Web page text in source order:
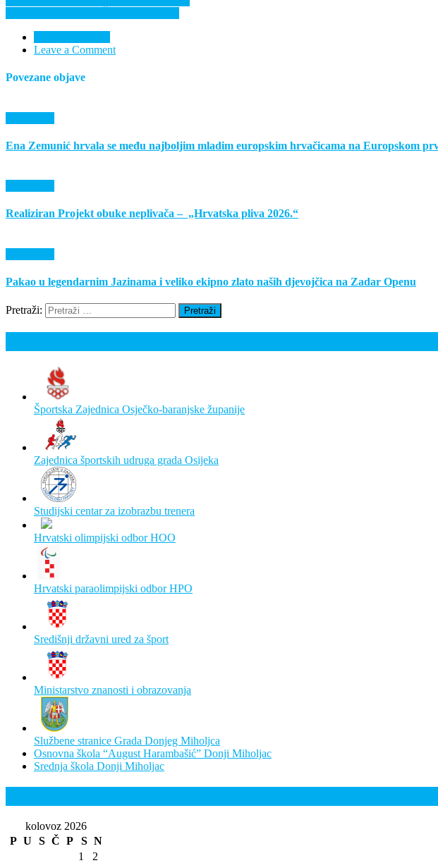
Leave a Comment
Povezane objave
Ena Zemunić hrvala se među najboljim mladim europskim hrvačicama na Europskom
Realiziran Projekt obuke neplivača – „Hrvatska pliva 2026.“
Pakao u legendarnim Jazinama i veliko ekipno zlato naših djevojčica na Zadar Openu
Pretraži:
Športska Zajednica Osječko-baranjske županije
Zajednica športskih udruga grada Osijeka
Studijski centar za izobrazbu trenera
Hrvatski olimpijski odbor HOO
Hrvatski paraolimpijski odbor HPO
Središnji državni ured za šport
Ministarstvo znanosti i obrazovanja
Službene stranice Grada Donjeg Miholjca
Osnovna škola “August Harambašić” Donji Miholjac
Srednja škola Donji Miholjac
kolovoz 2026
P U S Č P S N
1
2